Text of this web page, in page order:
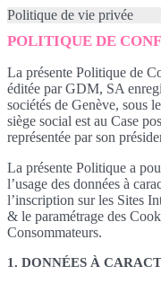
Politique de vie privée
POLITIQUE DE
La présente Politique de
éditée par GDM, SA
sociétés de Genève, sous
siège social est au Case
représentée par son
La présente Politique a
l’usage des données à
l’inscription sur les Sites
& le paramétrage des
Consommateurs.
1. DONNÉES À